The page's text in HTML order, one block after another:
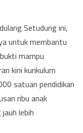
Setudung ini,
untuk membantu
mampu
kini kurikulum
satuan pendidikan
ribu anak
lebih